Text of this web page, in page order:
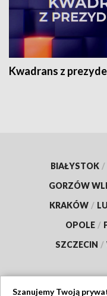
Kwadrans z
BIAŁYSTOK /
GORZÓW
KRAKÓW /
OPOLE /
SZCZECIN /
Szanujemy Twoją